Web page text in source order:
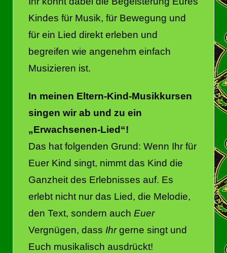
Kindes für Musik, für Bewegung und
für ein Lied direkt erleben und
begreifen wie angenehm einfach
Musizieren ist.
In meinen Eltern-Kind-Musikkursen
singen wir ab und zu ein
„Erwachsenen-Lied“!
Das hat folgenden Grund: Wenn Ihr für
Euer Kind singt, nimmt das Kind die
Ganzheit des Erlebnisses auf. Es
erlebt nicht nur das Lied, die Melodie,
den Text, sondern auch Euer
Vergnügen, dass Ihrgerne singt und
Euch musikalisch ausdrückt!